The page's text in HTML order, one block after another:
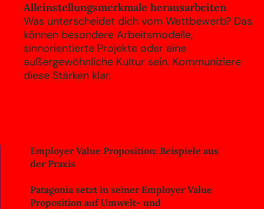
Alleinstellungsmerkmale herausarbeiten
Was unterscheidet dich vom Wettbewerb? Das
können besondere Arbeitsmodelle,
sinnorientierte Projekte oder eine
außergewöhnliche Kultur sein. Kommuniziere
diese Stärken klar.
Employer Value Proposition: Beispiele aus
der Praxis
Patagonia setzt in seiner Employer Value
Proposition auf Umwelt- und